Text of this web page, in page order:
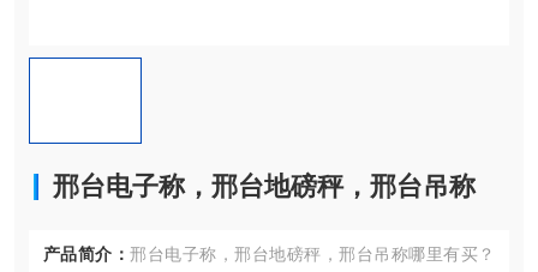
邢台电子称，邢台地磅秤，邢台吊称
产品简介： 邢台电子称，邢台地磅秤，邢台吊称哪里有买？